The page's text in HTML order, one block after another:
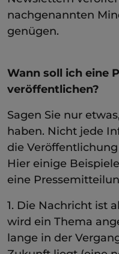
nachgenannten
genügen.
Wann soll ich eine
veröffentlichen?
Sagen Sie nur
haben. Nicht jede
die
Hier einige
eine
1. Die Nachricht ist
wird ein Thema
lange in der